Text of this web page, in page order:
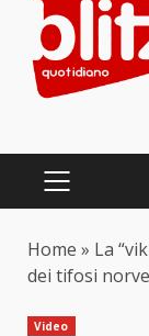
content
PRIMARY
Home » La
dei tifosi
Video